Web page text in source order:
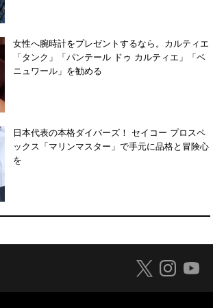
女性へ腕時計をプレゼントするなら。カルティエ
「タンク」「パンテール ドゥ カルティエ」「ベ
ニュワール」を勧める
日本代表の本格ダイバーズ！ セイコー プロスペ
ックス「マリンマスター」で手元に品格と冒険心
を